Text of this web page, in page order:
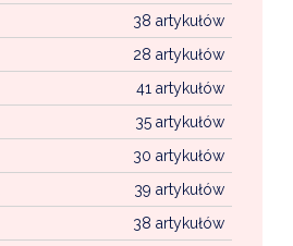
38 artykułów
28 artykułów
41 artykułów
35 artykułów
30 artykułów
39 artykułów
38 artykułów